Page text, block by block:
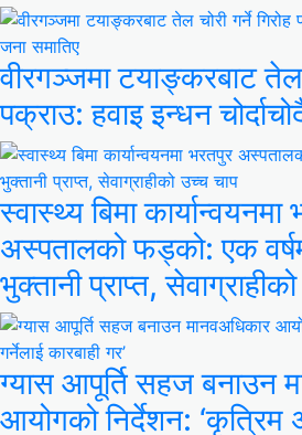
वीरगञ्जमा टयाङ्करबाट तेल
पक्राउ: हवाइ इन्धन
स्वास्थ्य बिमा कार्यान्वयनमा
अस्पतालको फड्को: एक
भुक्तानी प्राप्त,
ग्यास आपूर्ति सहज बनाउन
आयोगको निर्देशन: ‘कृत्रिम